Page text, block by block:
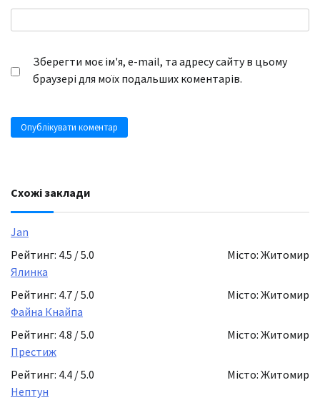
Зберегти моє ім'я, e-mail, та адресу сайту в цьому
браузері для моїх подальших коментарів.
Схожі заклади
Jan
Рейтинг: 4.5 / 5.0
Місто: Житомир
Ялинка
Рейтинг: 4.7 / 5.0
Місто: Житомир
Файна Кнайпа
Рейтинг: 4.8 / 5.0
Місто: Житомир
Престиж
Рейтинг: 4.4 / 5.0
Місто: Житомир
Нептун